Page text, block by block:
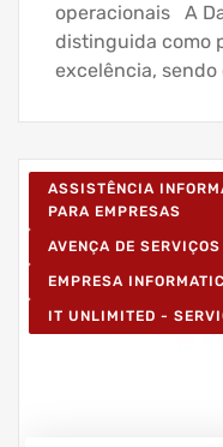
operacionais A
distinguida como
excelência, sendo
ASSISTÊNCIA
PARA EMPRESAS
AVENÇA DE
EMPRESA
IT UNLIMITED -